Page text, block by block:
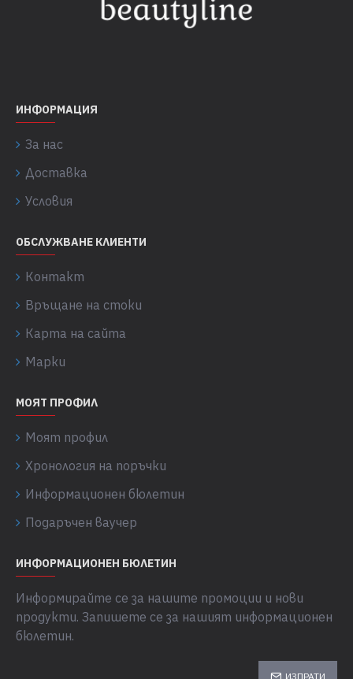
ИНФОРМАЦИЯ
За нас
Доставка
Условия
ОБСЛУЖВАНЕ КЛИЕНТИ
Контакт
Връщане на стоки
Карта на сайта
Марки
МОЯТ ПРОФИЛ
Моят профил
Хронология на поръчки
Информационен бюлетин
Подаръчен ваучер
ИНФОРМАЦИОНЕН БЮЛЕТИН
Информирайте се за нашите промоции и нови
продукти. Запишете се за нашият информационен
бюлетин.
ИЗПРАТИ